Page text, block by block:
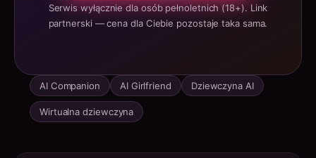
Serwis wyłącznie dla osób pełnoletnich (18+). Link
partnerski — cena dla Ciebie pozostaje taka sama.
AI Companion AI Girlfriend Dziewczyna AI
Wirtualna dziewczyna